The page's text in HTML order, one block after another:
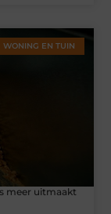
WONING EN TUIN
meer uitmaakt